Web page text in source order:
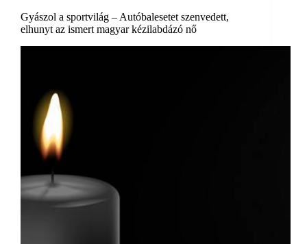
Gyászol a sportvilág – Autóbalesetet szenvedett,
elhunyt az ismert magyar kézilabdázó nő